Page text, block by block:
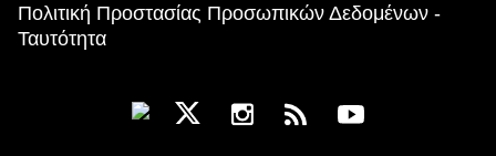
Πολιτική Προστασίας Προσωπικών Δεδομένων -
Ταυτότητα